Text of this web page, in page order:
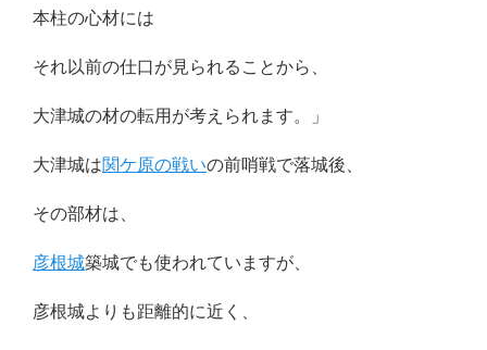
本柱の心材には
それ以前の仕口が見られることから、
大津城の材の転用が考えられます。」
大津城は関ケ原の戦いの前哨戦で落城後、
その部材は、
彦根城築城でも使われていますが、
彦根城よりも距離的に近く、